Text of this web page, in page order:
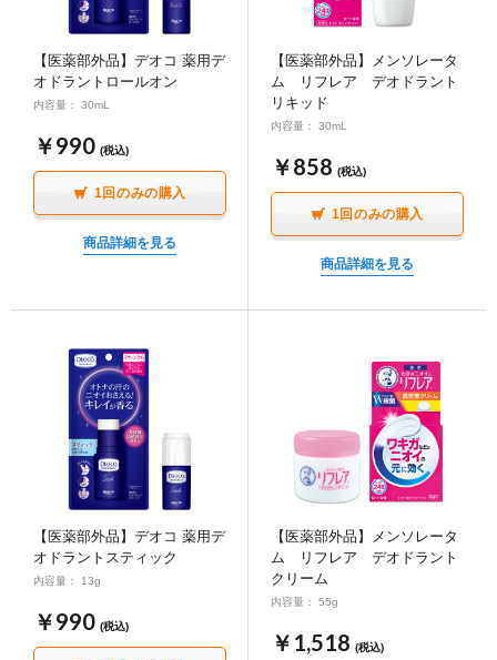
∟ スキンケア
∟ メイク
∟ 美容サプリメント
医薬品・目薬
お悩み・用途から探す
ブランドから探す
キャンペーンから探す
スタッフのお気に入り
ロート製薬の想い
新着情報
お問い合わせ
ご利用ガイド
個人情報の取り扱い
医薬品の販売に関する表示
特定商取引に関する法律に基づく表記
ご利用環境
サイトマップ
【医薬部外品】デオコ 薬用デ
オドラントロールオン
内容量： 30mL
￥990 (税込)
1回のみの購入
商品詳細を見る
【医薬部外品】メンソレータ
ム リフレア デオドラント
リキッド
内容量： 30mL
￥858 (税込)
1回のみの購入
商品詳細を見る
【医薬部外品】デオコ 薬用デ
オドラントスティック
内容量： 13g
￥990 (税込)
【医薬部外品】メンソレータ
ム リフレア デオドラント
クリーム
内容量： 55g
￥1,518 (税込)